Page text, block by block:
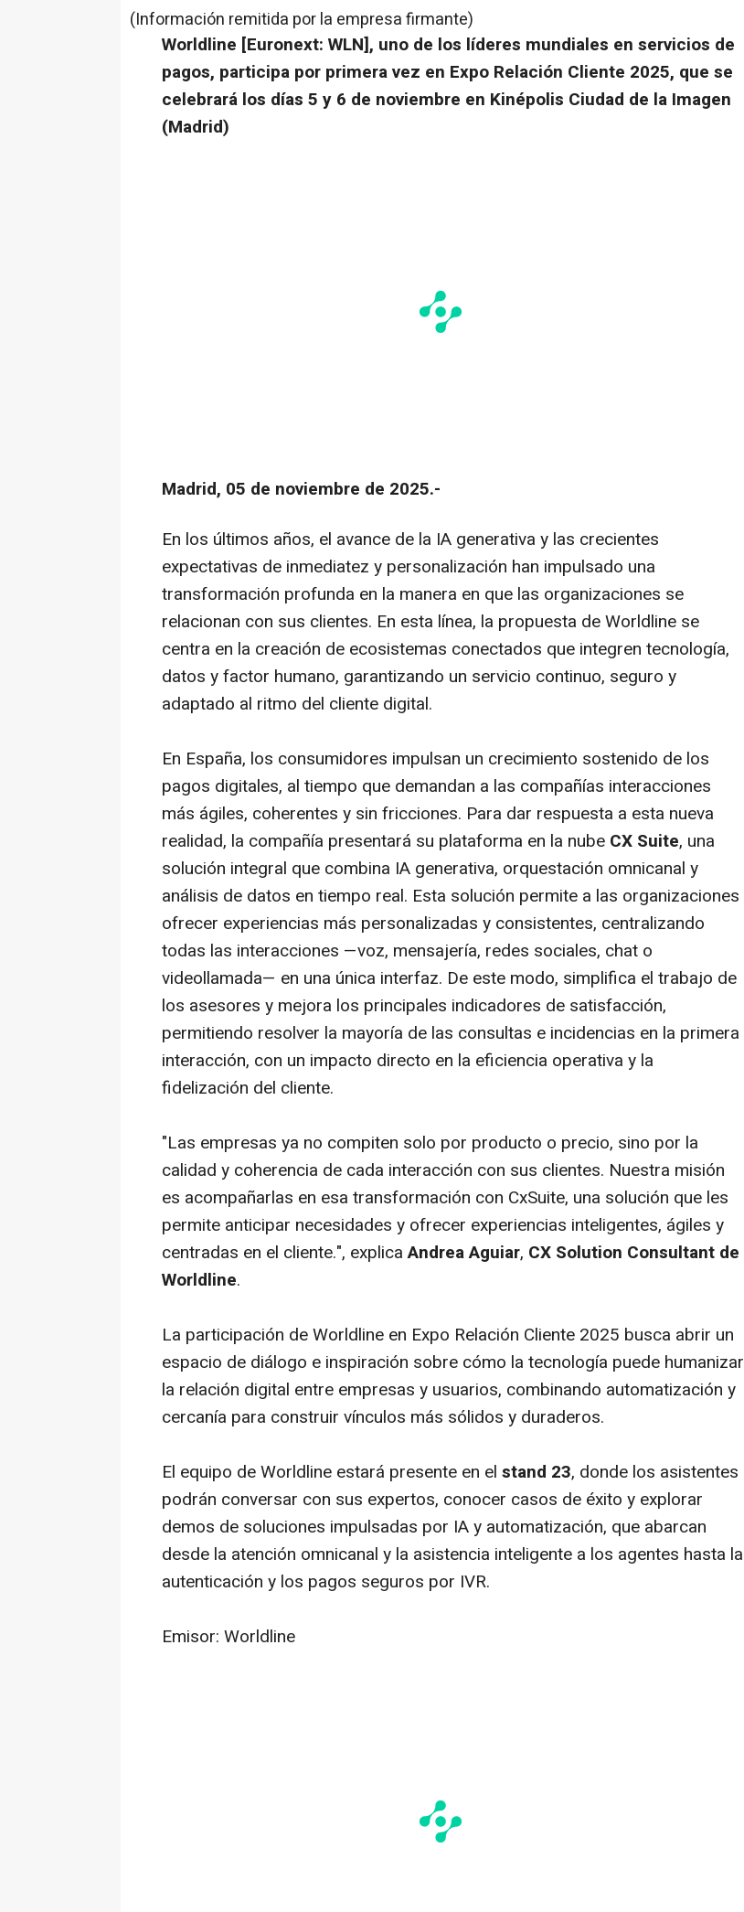
(Información remitida por la empresa firmante)
Worldline [Euronext: WLN], uno de los líderes mundiales en servicios de
pagos, participa por primera vez en Expo Relación Cliente 2025, que se
celebrará los días 5 y 6 de noviembre en Kinépolis Ciudad de la Imagen
(Madrid)
Madrid, 05 de noviembre de 2025.-
En los últimos años, el avance de la IA generativa y las crecientes
expectativas de inmediatez y personalización han impulsado una
transformación profunda en la manera en que las organizaciones se
relacionan con sus clientes. En esta línea, la propuesta de Worldline se
centra en la creación de ecosistemas conectados que integren tecnología,
datos y factor humano, garantizando un servicio continuo, seguro y
adaptado al ritmo del cliente digital.
En España, los consumidores impulsan un crecimiento sostenido de los
pagos digitales, al tiempo que demandan a las compañías interacciones
más ágiles, coherentes y sin fricciones. Para dar respuesta a esta nueva
realidad, la compañía presentará su plataforma en la nube CX Suite, una
solución integral que combina IA generativa, orquestación omnicanal y
análisis de datos en tiempo real. Esta solución permite a las organizaciones
ofrecer experiencias más personalizadas y consistentes, centralizando
todas las interacciones —voz, mensajería, redes sociales, chat o
videollamada— en una única interfaz. De este modo, simplifica el trabajo de
los asesores y mejora los principales indicadores de satisfacción,
permitiendo resolver la mayoría de las consultas e incidencias en la primera
interacción, con un impacto directo en la eficiencia operativa y la
fidelización del cliente.
"Las empresas ya no compiten solo por producto o precio, sino por la
calidad y coherencia de cada interacción con sus clientes. Nuestra misión
es acompañarlas en esa transformación con CxSuite, una solución que les
permite anticipar necesidades y ofrecer experiencias inteligentes, ágiles y
centradas en el cliente.", explicaAndrea Aguiar, CX Solution Consultant de
Worldline.
La participación de Worldline en Expo Relación Cliente 2025 busca abrir un
espacio de diálogo e inspiración sobre cómo la tecnología puede humanizar
la relación digital entre empresas y usuarios, combinando automatización y
cercanía para construir vínculos más sólidos y duraderos.
El equipo de Worldline estará presente en el stand 23, donde los asistentes
podrán conversar con sus expertos, conocer casos de éxito y explorar
demos de soluciones impulsadas por IA y automatización, que abarcan
desde la atención omnicanal y la asistencia inteligente a los agentes hasta la
autenticación y los pagos seguros por IVR.
Emisor: Worldline